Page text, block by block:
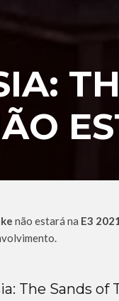
não estará na E3
The Sands of